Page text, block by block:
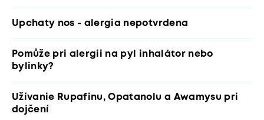
Upchaty nos - alergia nepotvrdena
Pomůže pri alergii na pyl inhalátor nebo
bylinky?
Užívanie Rupafinu, Opatanolu a Awamysu pri
dojčení